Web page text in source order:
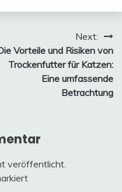
Next:
Vorteile und Risiken von
Trockenfutter für Katzen:
Eine umfassende
Betrachtung
veröffentlicht.